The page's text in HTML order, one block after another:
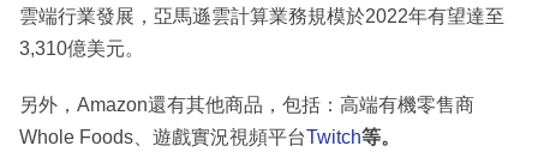
雲端行業發展，亞馬遜雲計算業務規模於2022年有望達至
3,310億美元。
另外，Amazon還有其他商品，包括：高端有機零售商
Whole Foods、遊戲實況視頻平台Twitch等。